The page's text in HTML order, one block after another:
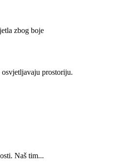
zbog boje
prostoriju.
Naš tim...